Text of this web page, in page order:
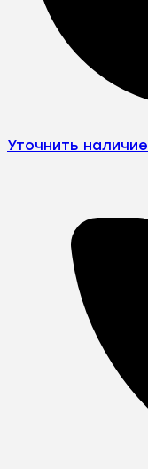
Уточнить наличие